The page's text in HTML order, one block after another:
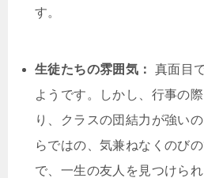
す。
生徒たちの雰囲気：
真面目
ようです。しかし、行事の
り、クラスの団結力が強い
らではの、気兼ねなくのび
で、一生の友人を見つけら